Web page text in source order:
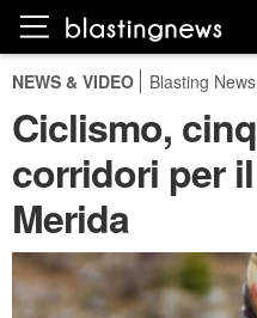
NEWS & VIDEO Blasting
Ciclismo,
corridori per
Merida